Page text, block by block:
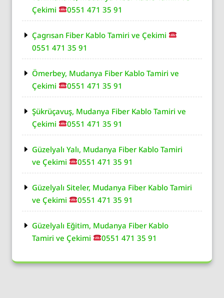
Çekimi
0551 471 35 91
Çagrısan Fiber Kablo Tamiri ve Çekimi
0551 471 35 91
Ömerbey, Mudanya Fiber Kablo Tamiri ve
Çekimi
0551 471 35 91
Şükrüçavuş, Mudanya Fiber Kablo Tamiri ve
Çekimi
0551 471 35 91
Güzelyalı Yalı, Mudanya Fiber Kablo Tamiri
ve Çekimi
0551 471 35 91
Güzelyalı Siteler, Mudanya Fiber Kablo Tamiri
ve Çekimi
0551 471 35 91
Güzelyalı Eğitim, Mudanya Fiber Kablo
Tamiri ve Çekimi
0551 471 35 91